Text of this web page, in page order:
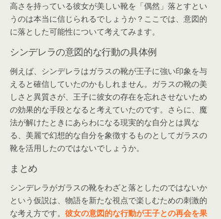
高さを持っている彼女が美しい靴を「偶然」落とすとい
うのは本当に信じられるでしょうか？ここでは、意図的
に落とした可能性について考えてみます。
シンデレラの意図的な行動の具体例
例えば、シンデレラはガラスの靴が王子に強い印象を与
えると確信していたのかもしれません。ガラスの靴の美
しさと異質さが、王子に彼女の存在を忘れさせないため
の効果的な手段となると考えていたのです。さらに、魔
法が解けたときにあらわになる現実的な自分とは異な
る、美麗で幻想的な自分を象徴するものとしてガラスの
靴を活用したのではないでしょうか。
まとめ
シンデレラがガラスの靴をわざと落としたのではないか
という仮説は、物語を新たな視点で楽しむための刺激的
な考え方です。 彼女の意図的な行動が王子との再会を果